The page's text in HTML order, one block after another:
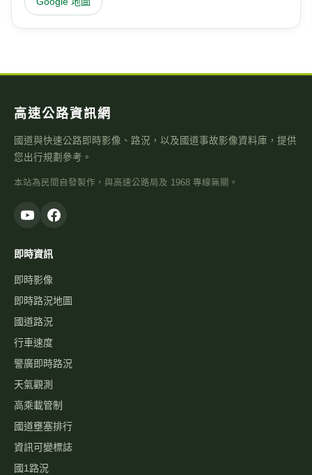
高速公路資訊網
國道與快速公路即時影像、路況，以及國道事故影像資料庫，提供
您出行規劃參考。
本站為民間自發製作，與高速公路局及 1968 專線無關。
即時資訊
即時影像
即時路況地圖
國道路況
行車速度
警廣即時路況
天氣觀測
高乘載管制
國道壅塞排行
資訊可變標誌
國1路況